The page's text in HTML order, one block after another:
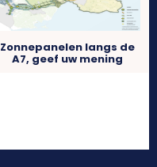
Zonnepanelen langs de
A7, geef uw mening